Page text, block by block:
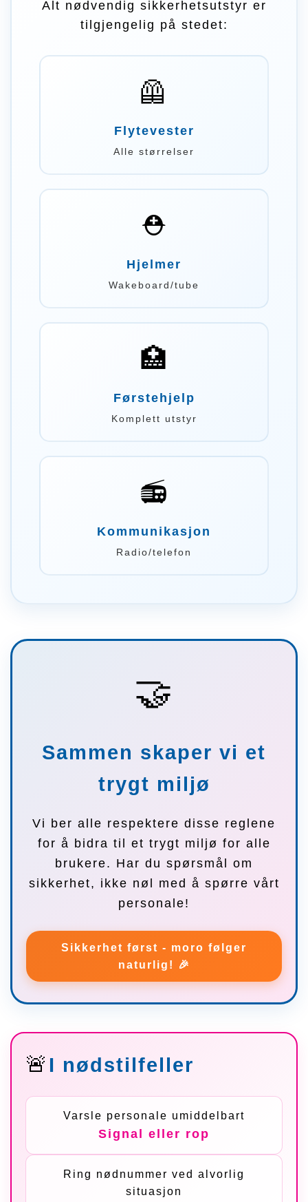
Alt nødvendig sikkerhetsutstyr er
tilgjengelig på stedet:
🦺
Flytevester
Alle størrelser
⛑️
Hjelmer
Wakeboard/tube
🏥
Førstehjelp
Komplett utstyr
📻
Kommunikasjon
Radio/telefon
🤝
Sammen skaper vi et
trygt miljø
Vi ber alle respektere disse reglene
for å bidra til et trygt miljø for alle
brukere. Har du spørsmål om
sikkerhet, ikke nøl med å spørre vårt
personale!
Sikkerhet først - moro følger
naturlig! 🎉
🚨 I nødstilfeller
Varsle personale umiddelbart
Signal eller rop
Ring nødnummer ved alvorlig
situasjon